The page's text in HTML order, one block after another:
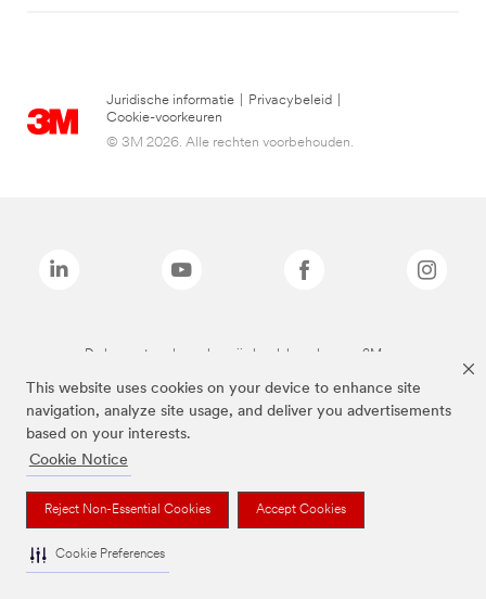
This website uses cookies on your device to enhance site
navigation, analyze site usage, and deliver you advertisements
based on your interests.
Cookie Notice
Reject Non-Essential Cookies Accept Cookies
Cookie Preferences
Juridische informatie Privacybeleid
Cookie-voorkeuren
© 3M 2026. Alle rechten voorbehouden.
De bovenstaande merken zijn handelsmerken van 3M.we